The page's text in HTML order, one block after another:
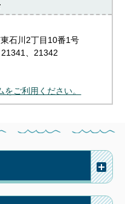
石川2丁目10番1号
、21342
ご利用ください。